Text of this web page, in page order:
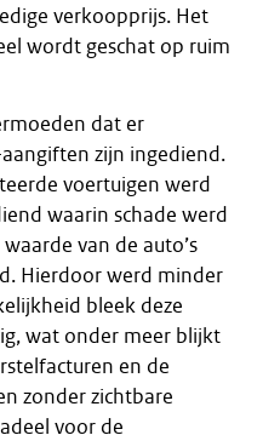
verkoopprijs. Het
wordt geschat op ruim
dat er
zijn ingediend.
voertuigen werd
waarin schade werd
van de auto’s
Hierdoor werd minder
bleek deze
wat onder meer blijkt
en de
zonder zichtbare
voor de